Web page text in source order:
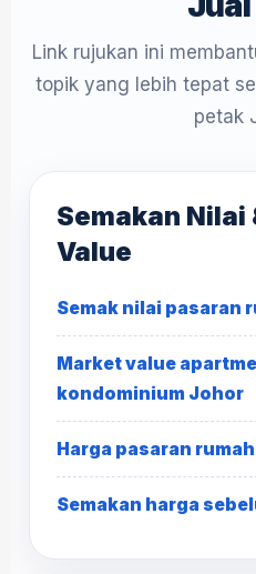
Link rujukan ini
topik yang lebih tepat
petak
Semakan Nilai
Value
Semak nilai pasaran
Market value
kondominium Johor
Harga pasaran
Semakan harga